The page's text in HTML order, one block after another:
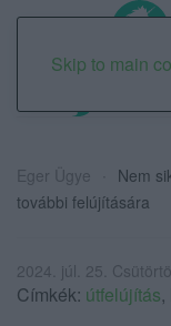
Skip to main
Eger Ügye
Nem
további felújítására
2024. júl. 25.
Címkék: útfelújítás,